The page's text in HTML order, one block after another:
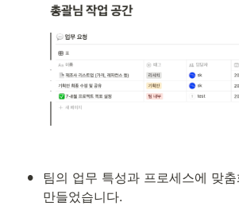
•
팀의 업무 특성과 프로세스에 맞
만들었습니다.